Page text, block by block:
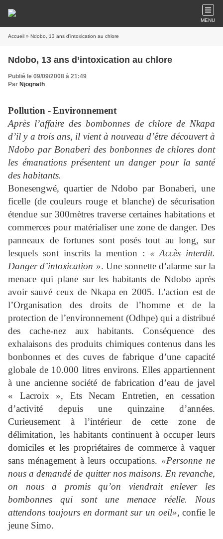
MENU
Accueil » Ndobo, 13 ans d’intoxication au chlore
Ndobo, 13 ans d’intoxication au chlore
Publié le 09/09/2008 à 21:49
Par Njognath
Pollution -Environnement
Après l’affaire des bombonnes de chlore de Nkapa
d’il y a trois ans, il vient à nouveau d’être découvert à
Ndobo par Bonaberi des bonbonnes de chlores dont
les émanations présentent un danger pour la santé
des habitants.
Bonesengwé, quartier de Ndobo par Bonaberi, une
ficelle (de couleurs rouge et blanche) de sécurisation
étendue sur 300mètres traverse certaines habitations et
commerces pour matérialiser une zone de danger. Des
panneaux de fortunes sont posés tout au long, sur
lesquels sont inscrits la mention : « Accès interdit.
Danger d’intoxication ». Une sonnette d’alarme sur la
menace qui plane sur les habitants de Ndobo après
avoir sauvé ceux de Nkapa en 2005. L’action est de
l’Organisation des droits de l’homme et de la
protection de l’environnement (Odhpe) qui a distribué
des cache-nez aux habitants. Conséquence des
exhalaisons des produits chimiques contenus dans les
bonbonnes et des cuves de fabrique d’une capacité
globale de 10.000 litres environs. Elles appartiennent
à une ancienne société de fabrication d’eau de javel
« Lacroix », Ets Necam Entretien, en cessation
d’activité depuis une quinzaine d’années.
Curieusement à l’intérieur de cette zone de
délimitation, les habitants continuent à occuper leurs
domiciles et les propriétaires de commerce à vaquer
sans ménagement à leurs occupations. «Personne ne
nous a demandé de quitter nos maisons. En revanche,
on nous a promis qu’on viendrait enlever les
bombonnes qui sont une menace réelle. Nous
attendons toujours en dormant sur un oeil», confie le
jeune Simo.